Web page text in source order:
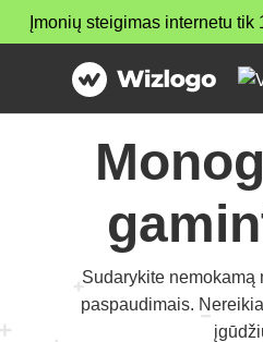
Įmonių steigimas internetu tik
Sudarykite nemokamą
paspaudimais.